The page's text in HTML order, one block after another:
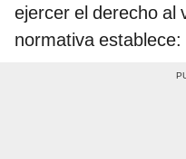
ejercer el derecho al
normativa establece: